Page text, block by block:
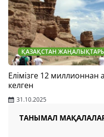
ҚАЗАҚСТАН
Елімізге 12 миллионнан
келген
31.10.2025
ТАНЫМАЛ